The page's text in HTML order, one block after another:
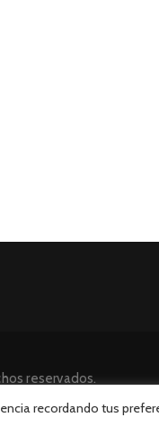
reservados.
recordando tus